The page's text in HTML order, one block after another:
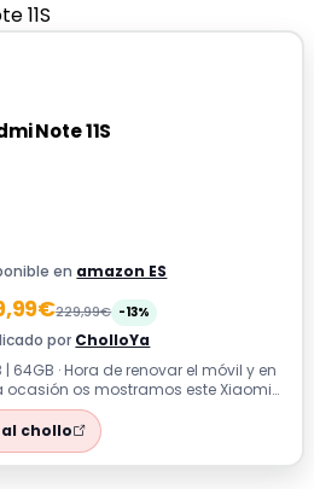
11S
Note 11S
en amazon ES
229,99€ -13%
por CholloYa
| 64GB · Hora de renovar el móvil y en
ocasión os mostramos este Xiaomi
Note 11S, un smartphone con cu...
chollo